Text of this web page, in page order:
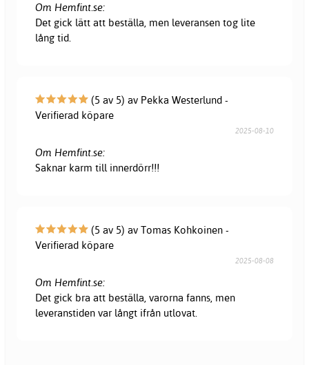
Om Hemfint.se:
Det gick lätt att beställa, men leveransen tog lite
lång tid.
(5 av 5) av Pekka Westerlund -
Verifierad köpare
2025-08-10
Om Hemfint.se:
Saknar karm till innerdörr!!!
(5 av 5) av Tomas Kohkoinen -
Verifierad köpare
2025-08-08
Om Hemfint.se:
Det gick bra att beställa, varorna fanns, men
leveranstiden var långt ifrån utlovat.